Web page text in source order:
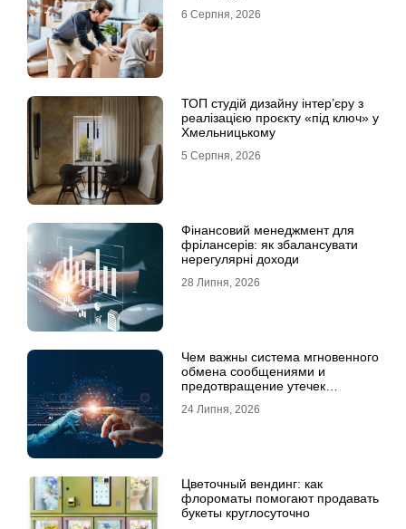
6 Серпня, 2026
ТОП студій дизайну інтер’єру з
реалізацією проєкту «під ключ» у
Хмельницькому
5 Серпня, 2026
Фінансовий менеджмент для
фрілансерів: як збалансувати
нерегулярні доходи
28 Липня, 2026
Чем важны система мгновенного
обмена сообщениями и
предотвращение утечек
24 Липня, 2026
Цветочный вендинг: как
флороматы помогают продавать
букеты круглосуточно